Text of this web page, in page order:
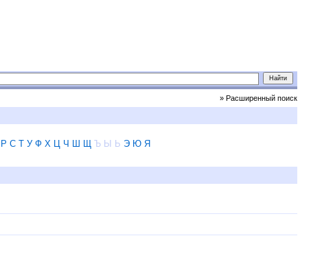
» Расширенный поиск
Р С Т У Ф Х Ц Ч Ш Щ Ъ Ы Ь Э Ю Я